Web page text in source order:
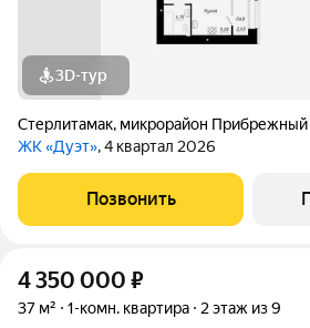
3D-тур
Стерлитамак, микрорайон Прибрежный
ЖК «Дуэт», 4 квартал 2026
Позвонить
4 350 000 ₽
37 м² 1-комн. квартира 2 этаж из 9